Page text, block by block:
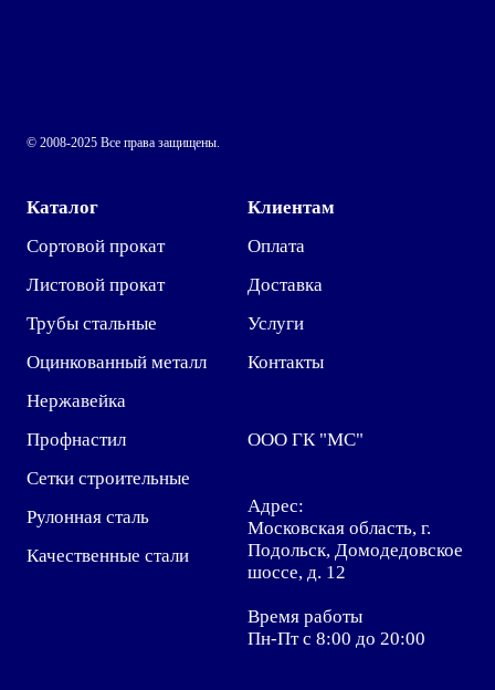
© 2008-2025 Все права защищены.
Каталог
Сортовой прокат
Листовой прокат
Трубы стальные
Оцинкованный металл
Нержавейка
Профнастил
Сетки строительные
Рулонная сталь
Качественные стали
Клиентам
Оплата
Доставка
Услуги
Контакты
ООО ГК "МС"
Адрес:
Московская область, г.
Подольск, Домодедовское
шоссе, д. 12
Время работы
Пн-Пт с 8:00 до 20:00